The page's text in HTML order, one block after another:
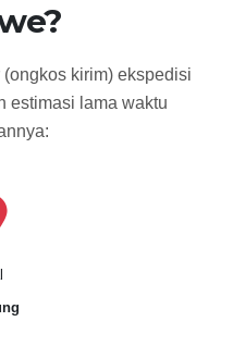
kirim) ekspedisi
estimasi lama waktu